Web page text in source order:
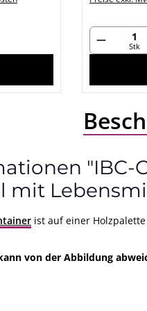
den Stk
"IBC-
mit
ist auf einer
von der Abbildung